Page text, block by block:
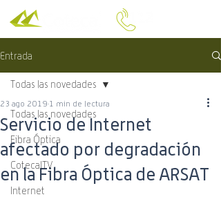
Entrada
Todas las novedades
Fibra Óptica
CotecalTV
Internet
Todas las novedades
Servicio de Internet
afectado por degradación
en la Fibra Óptica de ARSAT
23 ago 2019 1 min de lectura